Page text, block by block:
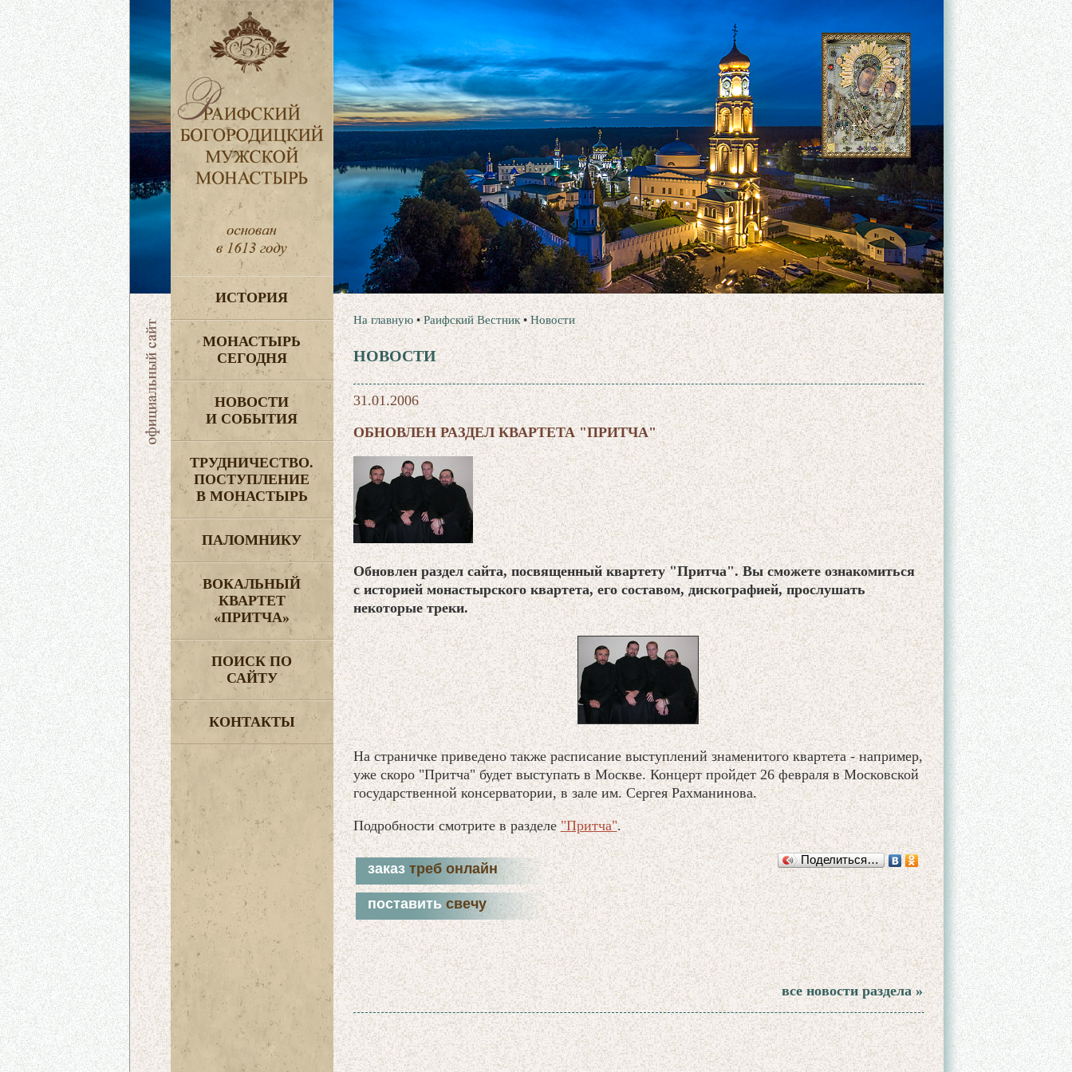
ИСТОРИЯ
МОНАСТЫРЬ
СЕГОДНЯ
НОВОСТИ
И СОБЫТИЯ
ТРУДНИЧЕСТВО.
ПОСТУПЛЕНИЕ
В МОНАСТЫРЬ
ПАЛОМНИКУ
ВОКАЛЬНЫЙ
КВАРТЕТ
«ПРИТЧА»
ПОИСК ПО
САЙТУ
КОНТАКТЫ
На главную •Раифский Вестник •Новости
НОВОСТИ
31.01.2006
ОБНОВЛЕН РАЗДЕЛ КВАРТЕТА "ПРИТЧА"
Обновлен раздел сайта, посвященный квартету "Притча". Вы сможете ознакомиться
с историей монастырского квартета, его составом, дискографией, прослушать
некоторые треки.
На страничке приведено также расписание выступлений знаменитого квартета - например,
уже скоро "Притча" будет выступать в Москве. Концерт пройдет 26 февраля в Московской
государственной консерватории, в зале им. Сергея Рахманинова.
Подробности смотрите в разделе"Притча".
заказ треб онлайн
поставить свечу
Поделиться…
все новости раздела »